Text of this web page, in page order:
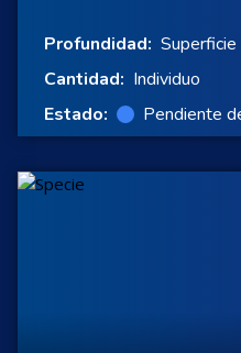
Profundidad: Superficie
Cantidad: Individuo
Estado:
Pendiente